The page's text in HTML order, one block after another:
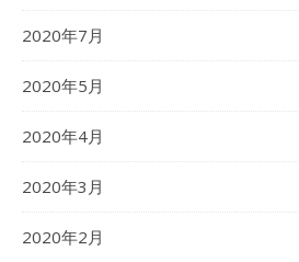
2020年7月
2020年5月
2020年4月
2020年3月
2020年2月